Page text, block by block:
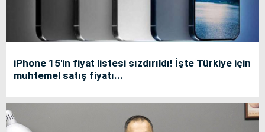
iPhone 15'in fiyat listesi sızdırıldı! İşte Türkiye için
muhtemel satış fiyatı...